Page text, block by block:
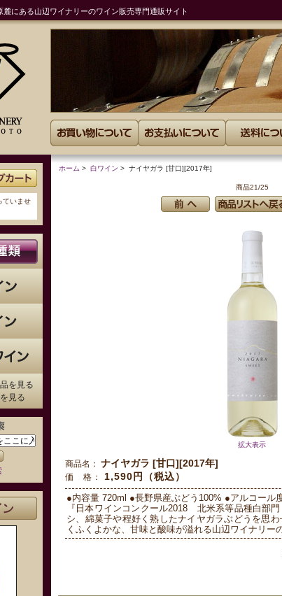
麓にある山辺ワイナリーのワイン販売専門通販サイト
ていませ
を見る
見る
ホーム > 白ワイン > ナイヤガラ [甘口][2017年]
商品21/25
拡大表示
商品名： ナイヤガラ [甘口][2017年]
価 格： 1,590円（税込）
●内容量 720ml ●長野県産ぶどう100% ●アルコール
『日本ワインコンクール2018 北米系等品種白部
シ、綿菓子や程好く熟したナイヤガラぶどうを思
くふくよかな、甘味と酸味が溢れる山辺ワイナリー